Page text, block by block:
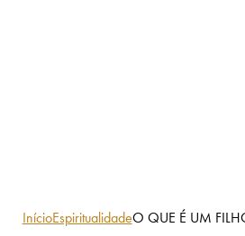
InícioEspiritualidadeO QUE É UM